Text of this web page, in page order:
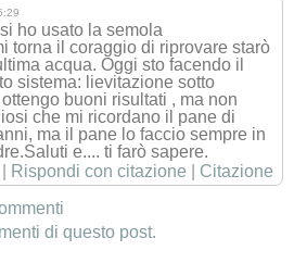
ho usato la semola
torna il coraggio di riprovare starò
acqua. Oggi sto facendo il
sistema: lievitazione sotto
buoni risultati , ma non
che mi ricordano il pane di
ma il pane lo faccio sempre in
e.... ti farò sapere.
Rispondi con citazione
Citazione
di questo post.